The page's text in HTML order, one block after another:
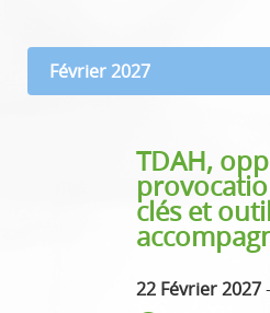
Février 2027
TDAH,
clés et
22 Février 2027 -